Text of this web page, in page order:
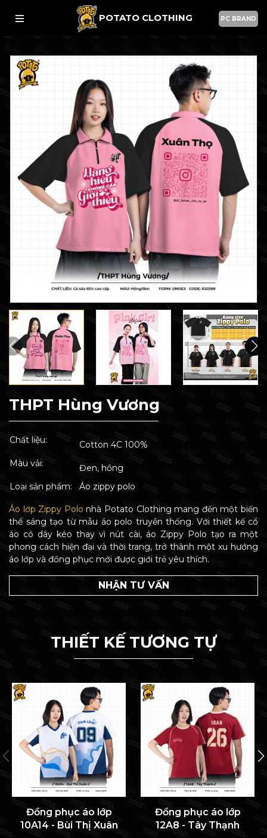
POTATO CLOTHING PC BRAND
THPT Hùng Vương
Chất liệu:
Cotton 4C 100%
Màu vải:
Đen, hồng
Loại sản phẩm:
Áo zippy polo
Áo lớp Zippy Polo nhà Potato Clothing mang đến một biến
thể sáng tạo từ mẫu áo polo truyền thống. Với thiết kế cổ
áo có dây kéo thay vì nút cài, áo Zippy Polo tạo ra một
phong cách hiện đại và thời trang, trở thành một xu hướng
áo lớp và đồng phục mới được giới trẻ yêu thích.
NHẬN TƯ VẤN
THIẾT KẾ TƯƠNG TỰ
Đồng phục áo lớp
10A14 - Bùi Thị Xuân
Đồng phục áo lớp
12A8 - Tây Thạnh